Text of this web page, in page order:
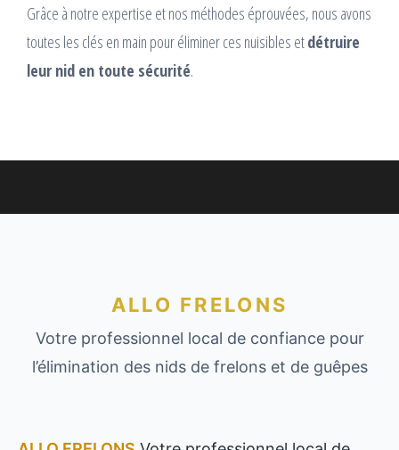
Grâce à notre expertise et nos méthodes éprouvées, nous avons
toutes les clés en main pour éliminer ces nuisibles etdétruire
leur nid en toute sécurité.
ALLO FRELONS
Votre professionnel local de confiance pour
l’élimination des nids de frelons et de guêpes